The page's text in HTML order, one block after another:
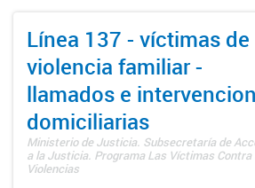
Línea 137 - víctimas de
violencia familiar -
llamados e
domiciliarias
Ministerio de Justicia. Subsecretaría de
a la Justicia. Programa Las Víctimas Contra
Violencias